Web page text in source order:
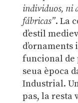
individuos, ni
fábricas”. La
d’estil
funcional de
seua època
Industrial.
pas, la resta